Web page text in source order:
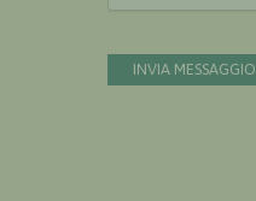
INVIA MESSAGGIO